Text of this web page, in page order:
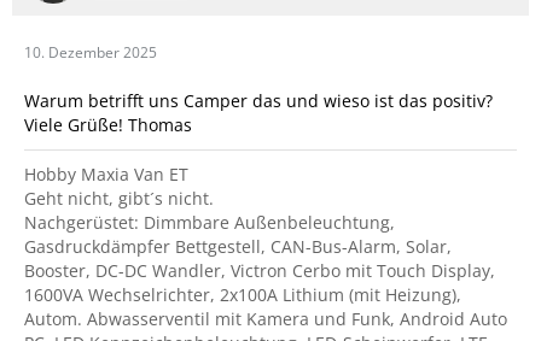
10. Dezember 2025
Warum betrifft uns Camper das und wieso ist das positiv?
Viele Grüße! Thomas
Hobby Maxia Van ET
Geht nicht, gibt´s nicht.
Nachgerüstet: Dimmbare Außenbeleuchtung,
Gasdruckdämpfer Bettgestell, CAN-Bus-Alarm, Solar,
Booster, DC-DC Wandler, Victron Cerbo mit Touch Display,
1600VA Wechselrichter, 2x100A Lithium (mit Heizung),
Autom. Abwasserventil mit Kamera und Funk, Android Auto